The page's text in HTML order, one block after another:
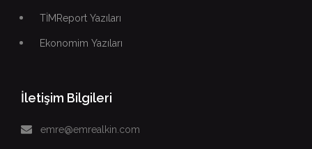
TİMReport Yazıları
Ekonomim Yazıları
İletişim Bilgileri
emre@emrealkin.com